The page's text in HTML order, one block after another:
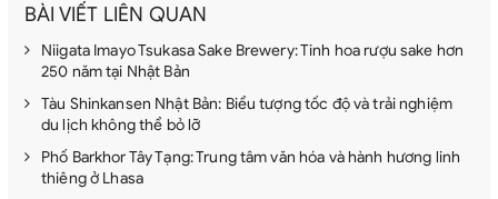
BÀI VIẾT LIÊN QUAN
Niigata Imayo Tsukasa Sake Brewery: Tinh hoa rượu sake hơn
250 năm tại Nhật Bản
Tàu Shinkansen Nhật Bản: Biểu tượng tốc độ và trải nghiệm
du lịch không thể bỏ lỡ
Phố Barkhor Tây Tạng: Trung tâm văn hóa và hành hương linh
thiêng ở Lhasa